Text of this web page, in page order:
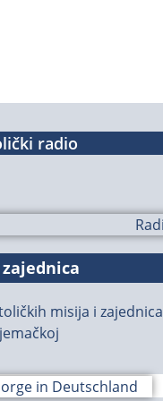
radio
misija i zajednica